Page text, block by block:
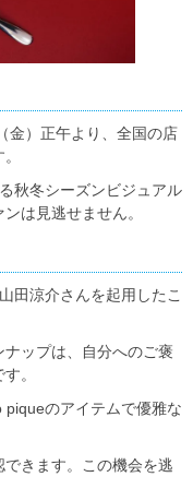
金）正午より、全国の店
秋冬シーズンビジュアル
は見逃せません。
田涼介さんを起用したこ
ップは、自分へのご褒
。
のアイテムで優雅な
できます。この機会を逃